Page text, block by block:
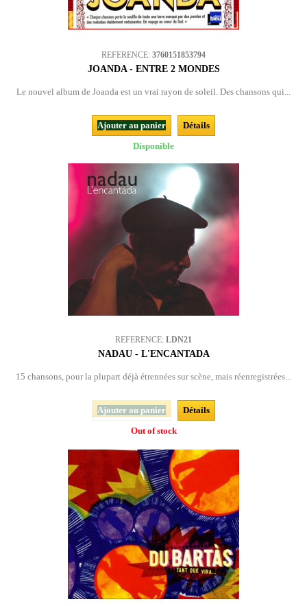
REFERENCE: 3760151853794
JOANDA - ENTRE 2 MONDES
Le nouvel album de Joanda est un vrai rayon de soleil. Des chansons qui...
Ajouter au panier
Détails
Disponible
REFERENCE: LDN21
NADAU - L'ENCANTADA
15 chansons, pour la plupart déjà étrennées sur scène, mais réenregistrées...
Ajouter au panier
Détails
Out of stock